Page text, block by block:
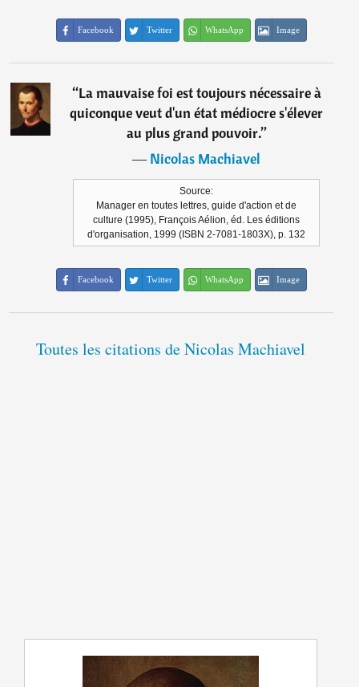
Facebook Twitter WhatsApp Image
“La mauvaise foi est toujours nécessaire à
quiconque veut d'un état médiocre s'élever
au plus grand pouvoir.”
―Nicolas Machiavel
Source:
Manager en toutes lettres, guide d'action et de
culture (1995), François Aélion, éd. Les éditions
d'organisation, 1999 (ISBN 2-7081-1803X), p. 132
Facebook Twitter WhatsApp Image
Toutes les citations de Nicolas Machiavel